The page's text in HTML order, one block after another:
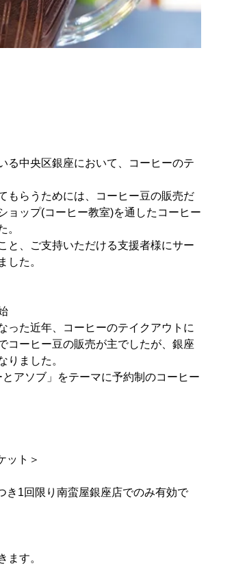
る中央区銀座において、コーヒーのテ
もらうためには、コーヒー豆の販売だ
ョップ(コーヒー教室)を通したコーヒー
。
と、ご支持いただける支援者様にサー
した。
った近年、コーヒーのテイクアウトに
コーヒー豆の販売が主でしたが、銀座
りました。
アソブ」をテーマに予約制のコーヒー
ット＞
1回限り南蛮屋銀座店でのみ有効で
ます。